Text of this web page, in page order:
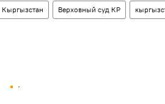
Кыргызстан Верховный суд КР